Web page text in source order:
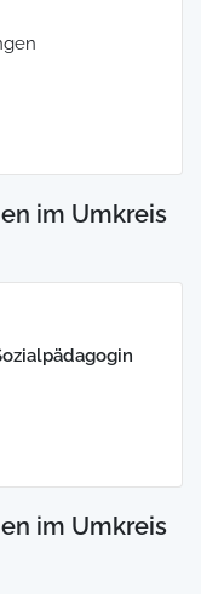
im Umkreis
im Umkreis